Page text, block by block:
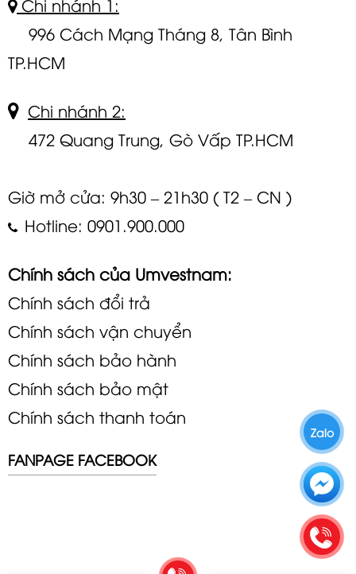
996 Cách Mạng Tháng 8, Tân Bình
TP.HCM
Chi nhánh 2:
472 Quang Trung, Gò Vấp TP.HCM
Giờ mở cửa: 9h30 – 21h30 ( T2 – CN )
Hotline: 0901.900.000
Chính sách của Umvestnam:
Chính sách đổi trả
Chính sách vận chuyển
Chính sách bảo hành
Chính sách bảo mật
Chính sách thanh toán
FANPAGE FACEBOOK
Zalo